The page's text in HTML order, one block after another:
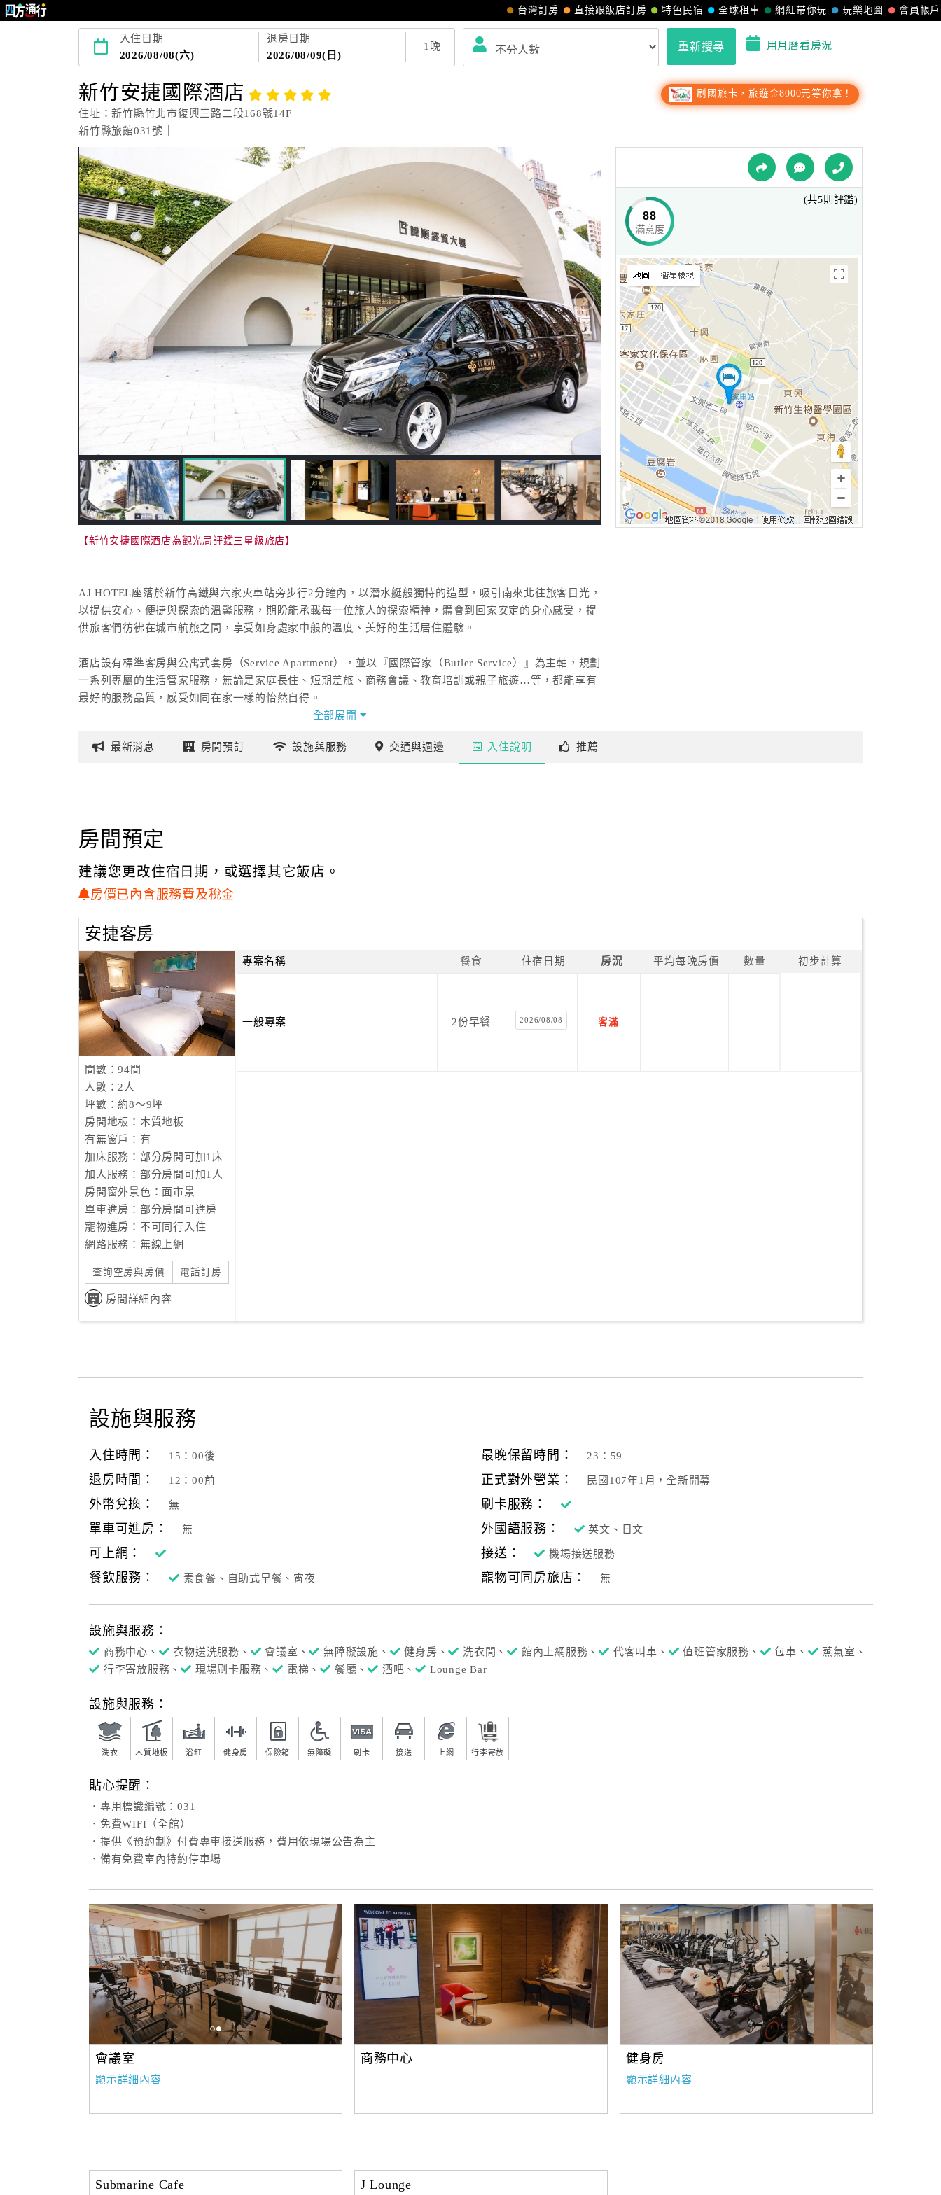
會員帳戶
玩樂地圖
網紅帶你玩
全球租車
特色民宿
直接跟飯店訂房
台灣訂房
入住日期
2026/08/08(六)
退房日期
2026/08/09(日)
1 晚 重新搜尋 用月曆看房況
新竹安捷國際酒店
住址：新竹縣竹北市復興三路二段168號14F
新竹縣旅館031號｜
刷國旅卡，旅遊金8000元等你拿！
【新竹安捷國際酒店為觀光局評鑑三星級旅店】
AJ HOTEL座落於新竹高鐵與六家火車站旁步行2分鐘內，以潛水艇般獨特的造型，吸引南來北往旅客目光，
以提供安心、便捷與探索的溫馨服務，期盼能承載每一位旅人的探索精神，體會到回家安定的身心感受，提
供旅客們彷彿在城市航旅之間，享受如身處家中般的溫度、美好的生活居住體驗。
酒店設有標準客房與公寓式套房（Service Apartment），並以『國際管家（Butler Service）』為主軸，規劃
一系列專屬的生活管家服務，無論是家庭長住、短期差旅、商務會議、教育培訓或親子旅遊…等，都能享有
最好的服務品質，感受如同在家一樣的怡然自得。
全部展開
88
滿意度
(共5則評鑑)
最新消息 房間預訂 設施與服務 交通與週邊 入住說明 推薦
房間預定
建議您更改住宿日期，或選擇其它飯店。
房價已內含服務費及稅金
安捷客房
間數：94間
人數：2人
坪數：約8～9坪
房間地板：木質地板
有無窗戶：有
加床服務：部分房間可加1床
加人服務：部分房間可加1人
房間窗外景色：面市景
單車進房：部分房間可進房
寵物進房：不可同行入住
網路服務：無線上網
查詢空房與房價 電話訂房
房間詳細內容
專案名稱 餐食 住宿日期 房況 平均每晚房價 數量 初步計算
一般專案 2份早餐 2026/08/08 客滿
設施與服務
入住時間： 15：00後 最晚保留時間： 23：59
退房時間： 12：00前 正式對外營業： 民國107年1月，全新開幕
外幣兌換： 無
刷卡服務：
單車可進房：
無 外國語服務： 英文、日文
可上網： 接送： 機場接送服務
餐飲服務： 素食餐、自助式早餐、宵夜 寵物可同房旅店： 無
設施與服務：
商務中心、 衣物送洗服務、 會議室、 無障礙設施、 健身房、 洗衣間、 館內上網服務、 代客叫車、 值班管家服務、 包車、
蒸氣室、
行李寄放服務、
現場刷卡服務、 電梯、 餐廳、 酒吧、 Lounge Bar
設施與服務：
洗衣 木質地板 浴缸 健身房 保險箱 無障礙 刷卡 接送 上網 行李寄放
貼心提醒：
．專用標識編號：031
．免費WIFI（全館）
．提供《預約制》付費專車接送服務，費用依現場公告為主
．備有免費室內特約停車場
會議室
顯示詳細內容
商務中心 健身房
顯示詳細內容
Submarine Cafe J Lounge